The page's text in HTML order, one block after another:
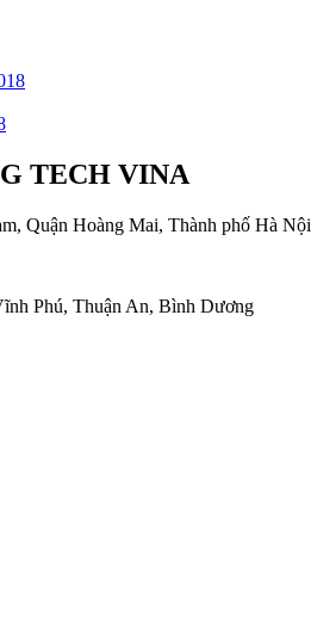
TECH VINA
Quận Hoàng Mai, Thành phố Hà Nội
Phú, Thuận An, Bình Dương